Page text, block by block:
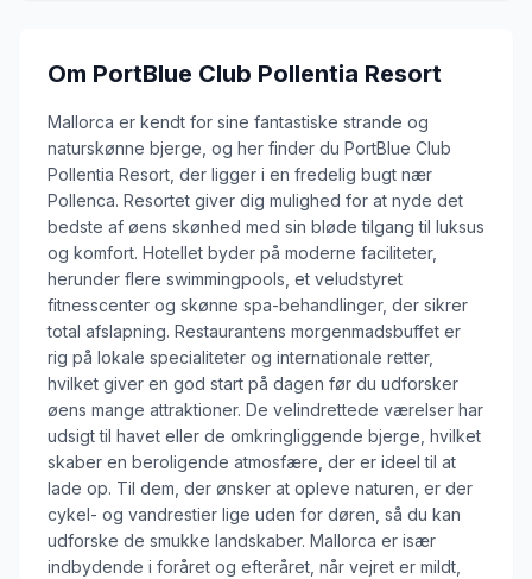
Om PortBlue Club Pollentia Resort
Mallorca er kendt for sine fantastiske strande og
naturskønne bjerge, og her finder du PortBlue Club
Pollentia Resort, der ligger i en fredelig bugt nær
Pollenca. Resortet giver dig mulighed for at nyde det
bedste af øens skønhed med sin bløde tilgang til luksus
og komfort. Hotellet byder på moderne faciliteter,
herunder flere swimmingpools, et veludstyret
fitnesscenter og skønne spa-behandlinger, der sikrer
total afslapning. Restaurantens morgenmadsbuffet er
rig på lokale specialiteter og internationale retter,
hvilket giver en god start på dagen før du udforsker
øens mange attraktioner. De velindrettede værelser har
udsigt til havet eller de omkringliggende bjerge, hvilket
skaber en beroligende atmosfære, der er ideel til at
lade op. Til dem, der ønsker at opleve naturen, er der
cykel- og vandrestier lige uden for døren, så du kan
udforske de smukke landskaber. Mallorca er især
indbydende i foråret og efteråret, når vejret er mildt,